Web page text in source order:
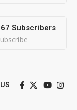
Subscribers